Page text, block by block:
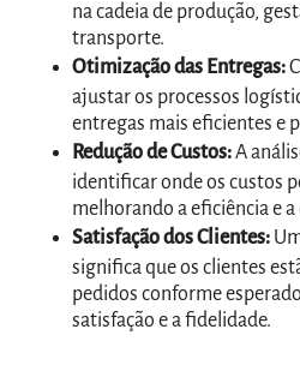
na cadeia de produção,
transporte.
Otimização das Entregas:
ajustar os processos
entregas mais eficientes e
Redução de Custos:A
identificar onde os custos
melhorando a eficiência e
Satisfação dos Clientes:
significa que os clientes
pedidos conforme
satisfação e a fidelidade.